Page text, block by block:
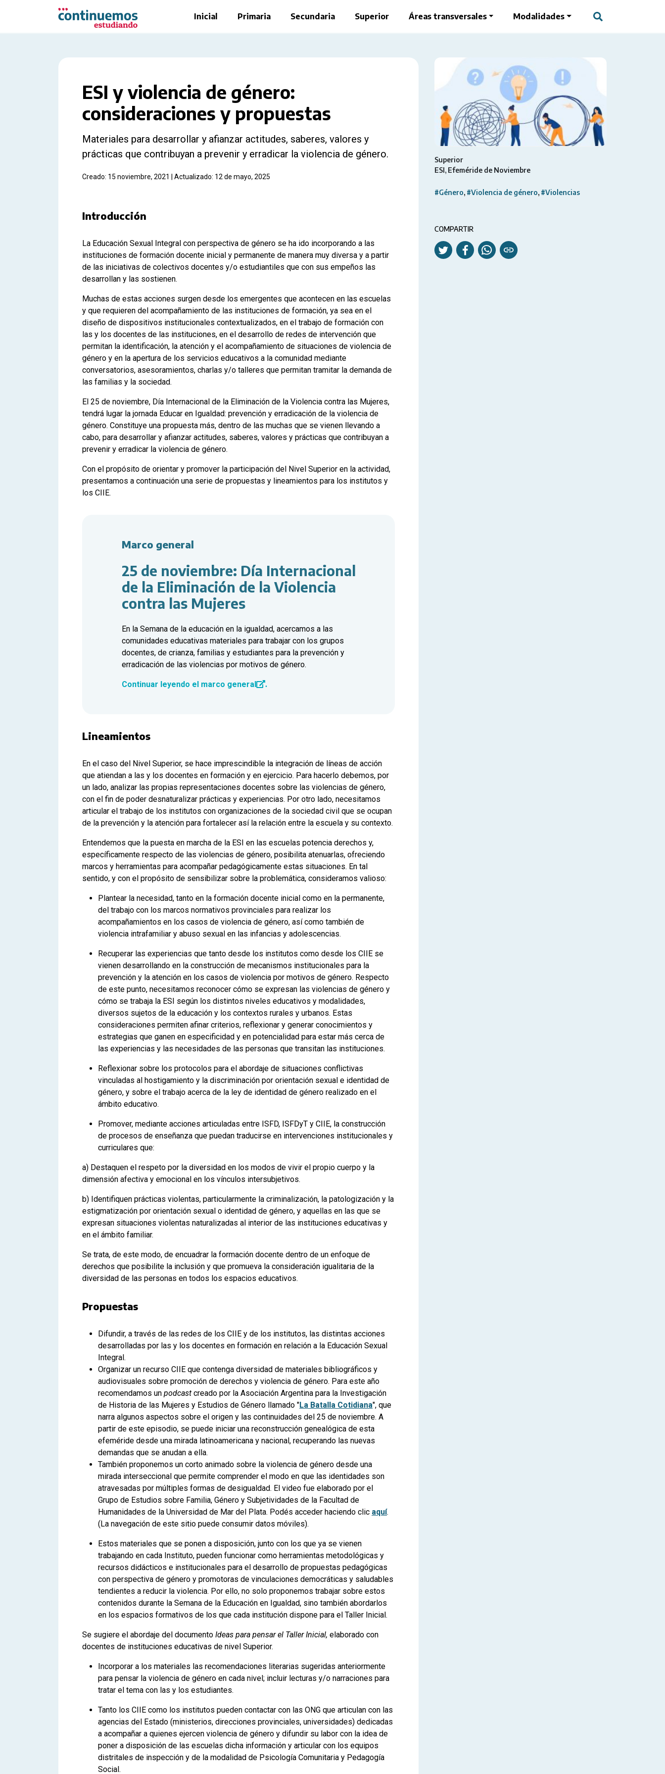
Saltar al contenido principal
Inicial Primaria Secundaria Superior Áreas transversales Modalidades
ESI y violencia de género:
consideraciones y propuestas
Materiales para desarrollar y afianzar actitudes, saberes, valores y
prácticas que contribuyan a prevenir y erradicar la violencia de género.
Creado: 15 noviembre, 2021 | Actualizado: 12 de mayo, 2025
Introducción
La Educación Sexual Integral con perspectiva de género se ha ido incorporando a las
instituciones de formación docente inicial y permanente de manera muy diversa y a partir
de las iniciativas de colectivos docentes y/o estudiantiles que con sus empeños las
desarrollan y las sostienen.
Muchas de estas acciones surgen desde los emergentes que acontecen en las escuelas
y que requieren del acompañamiento de las instituciones de formación, ya sea en el
diseño de dispositivos institucionales contextualizados, en el trabajo de formación con
las y los docentes de las instituciones, en el desarrollo de redes de intervención que
permitan la identificación, la atención y el acompañamiento de situaciones de violencia de
género y en la apertura de los servicios educativos a la comunidad mediante
conversatorios, asesoramientos, charlas y/o talleres que permitan tramitar la demanda de
las familias y la sociedad.
El 25 de noviembre, Día Internacional de la Eliminación de la Violencia contra las Mujeres,
tendrá lugar la jornada Educar en Igualdad: prevención y erradicación de la violencia de
género. Constituye una propuesta más, dentro de las muchas que se vienen llevando a
cabo, para desarrollar y afianzar actitudes, saberes, valores y prácticas que contribuyan a
prevenir y erradicar la violencia de género.
Con el propósito de orientar y promover la participación del Nivel Superior en la actividad,
presentamos a continuación una serie de propuestas y lineamientos para los institutos y
los CIIE.
Marco general
25 de noviembre: Día Internacional
de la Eliminación de la Violencia
contra las Mujeres
En la Semana de la educación en la igualdad, acercamos a las
comunidades educativas materiales para trabajar con los grupos
docentes, de crianza, familias y estudiantes para la prevención y
erradicación de las violencias por motivos de género.
Continuar leyendo el marco general .
Lineamientos
En el caso del Nivel Superior, se hace imprescindible la integración de líneas de acción
que atiendan a las y los docentes en formación y en ejercicio. Para hacerlo debemos, por
un lado, analizar las propias representaciones docentes sobre las violencias de género,
con el fin de poder desnaturalizar prácticas y experiencias. Por otro lado, necesitamos
articular el trabajo de los institutos con organizaciones de la sociedad civil que se ocupan
de la prevención y la atención para fortalecer así la relación entre la escuela y su contexto.
Entendemos que la puesta en marcha de la ESI en las escuelas potencia derechos y,
específicamente respecto de las violencias de género, posibilita atenuarlas, ofreciendo
marcos y herramientas para acompañar pedagógicamente estas situaciones. En tal
sentido, y con el propósito de sensibilizar sobre la problemática, consideramos valioso:
Plantear la necesidad, tanto en la formación docente inicial como en la permanente,
del trabajo con los marcos normativos provinciales para realizar los
acompañamientos en los casos de violencia de género, así como también de
violencia intrafamiliar y abuso sexual en las infancias y adolescencias.
Recuperar las experiencias que tanto desde los institutos como desde los CIIE se
vienen desarrollando en la construcción de mecanismos institucionales para la
prevención y la atención en los casos de violencia por motivos de género. Respecto
de este punto, necesitamos reconocer cómo se expresan las violencias de género y
cómo se trabaja la ESI según los distintos niveles educativos y modalidades,
diversos sujetos de la educación y los contextos rurales y urbanos. Estas
consideraciones permiten afinar criterios, reflexionar y generar conocimientos y
estrategias que ganen en especificidad y en potencialidad para estar más cerca de
las experiencias y las necesidades de las personas que transitan las instituciones.
Reflexionar sobre los protocolos para el abordaje de situaciones conflictivas
vinculadas al hostigamiento y la discriminación por orientación sexual e identidad de
género, y sobre el trabajo acerca de la ley de identidad de género realizado en el
ámbito educativo.
Promover, mediante acciones articuladas entre ISFD, ISFDyT y CIIE, la construcción
de procesos de enseñanza que puedan traducirse en intervenciones institucionales y
curriculares que:
a) Destaquen el respeto por la diversidad en los modos de vivir el propio cuerpo y la
dimensión afectiva y emocional en los vínculos intersubjetivos.
b) Identifiquen prácticas violentas, particularmente la criminalización, la patologización y la
estigmatización por orientación sexual o identidad de género, y aquellas en las que se
expresan situaciones violentas naturalizadas al interior de las instituciones educativas y
en el ámbito familiar.
Se trata, de este modo, de encuadrar la formación docente dentro de un enfoque de
derechos que posibilite la inclusión y que promueva la consideración igualitaria de la
diversidad de las personas en todos los espacios educativos.
Propuestas
Difundir, a través de las redes de los CIIE y de los institutos, las distintas acciones
desarrolladas por las y los docentes en formación en relación a la Educación Sexual
Integral.
Organizar un recurso CIIE que contenga diversidad de materiales bibliográficos y
audiovisuales sobre promoción de derechos y violencia de género. Para este año
recomendamos un podcast creado por la Asociación Argentina para la Investigación
de Historia de las Mujeres y Estudios de Género llamado "La Batalla Cotidiana", que
narra algunos aspectos sobre el origen y las continuidades del 25 de noviembre. A
partir de este episodio, se puede iniciar una reconstrucción genealógica de esta
efeméride desde una mirada latinoamericana y nacional, recuperando las nuevas
demandas que se anudan a ella.
También proponemos un corto animado sobre la violencia de género desde una
mirada interseccional que permite comprender el modo en que las identidades son
atravesadas por múltiples formas de desigualdad. El video fue elaborado por el
Grupo de Estudios sobre Familia, Género y Subjetividades de la Facultad de
Humanidades de la Universidad de Mar del Plata. Podés acceder haciendo clic aquí.
(La navegación de este sitio puede consumir datos móviles).
Estos materiales que se ponen a disposición, junto con los que ya se vienen
trabajando en cada Instituto, pueden funcionar como herramientas metodológicas y
recursos didácticos e institucionales para el desarrollo de propuestas pedagógicas
con perspectiva de género y promotoras de vinculaciones democráticas y saludables
tendientes a reducir la violencia. Por ello, no solo proponemos trabajar sobre estos
contenidos durante la Semana de la Educación en Igualdad, sino también abordarlos
en los espacios formativos de los que cada institución dispone para el Taller Inicial.
Se sugiere el abordaje del documento Ideas para pensar el Taller Inicial, elaborado con
docentes de instituciones educativas de nivel Superior.
Incorporar a los materiales las recomendaciones literarias sugeridas anteriormente
para pensar la violencia de género en cada nivel; incluir lecturas y/o narraciones para
tratar el tema con las y los estudiantes.
Tanto los CIIE como los institutos pueden contactar con las ONG que articulan con las
agencias del Estado (ministerios, direcciones provinciales, universidades) dedicadas
a acompañar a quienes ejercen violencia de género y difundir su labor con la idea de
poner a disposición de las escuelas dicha información y articular con los equipos
distritales de inspección y de la modalidad de Psicología Comunitaria y Pedagogía
Social.
Superior
ESI Efeméride de Noviembre
#Género #Violencia de género #Violencias
COMPARTIR